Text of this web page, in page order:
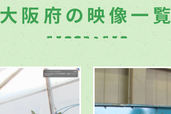
大阪府の映像一覧